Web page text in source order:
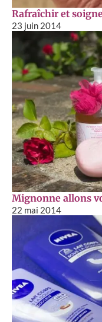
Rafraîchir et
23 juin 2014
Mignonne allons
22 mai 2014